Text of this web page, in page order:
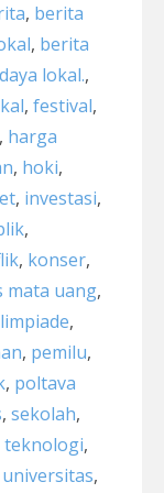
, berita
, berita
lokal.,
, festival,
, harga
, hoki,
, investasi,
,
, konser,
mata uang,
,
, pemilu,
, poltava
, sekolah,
teknologi,
universitas,